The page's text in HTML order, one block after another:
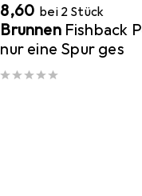
EUR
8,60 bei 2 Stück
Brunnen Fishback
nur eine Spur ges